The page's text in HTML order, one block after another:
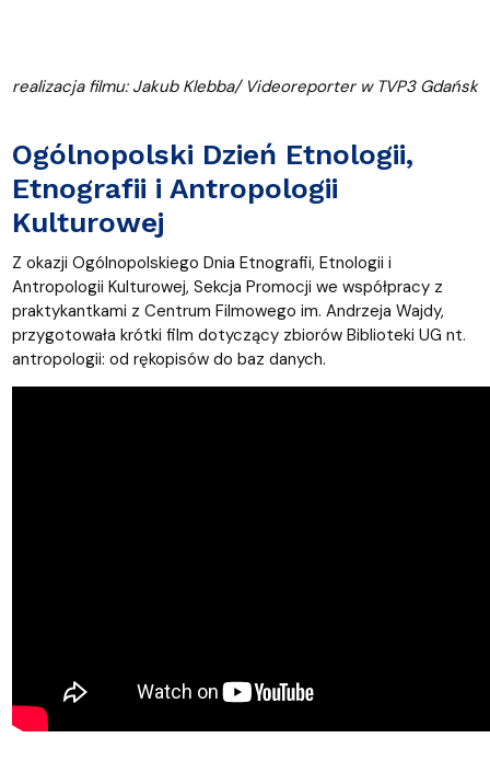
realizacja filmu: Jakub Klebba/ Videoreporter w TVP3 Gdańsk
Ogólnopolski Dzień Etnologii,
Etnografii i Antropologii
Kulturowej
Z okazji Ogólnopolskiego Dnia Etnografii, Etnologii i
Antropologii Kulturowej, Sekcja Promocji we współpracy z
praktykantkami z Centrum Filmowego im. Andrzeja Wajdy,
przygotowała krótki film dotyczący zbiorów Biblioteki UG nt.
antropologii: od rękopisów do baz danych.